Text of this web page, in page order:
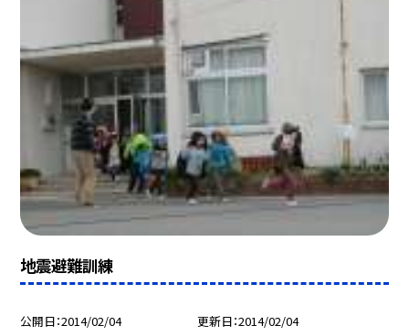
地震避難訓練
公開日 2014/02/04 更新日 2014/02/04